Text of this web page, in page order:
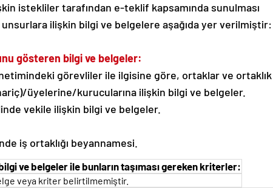
istekliler tarafından e-teklif kapsamında sunulması
ilişkin bilgi ve belgelere aşağıda yer verilmiştir:
gösteren bilgi ve belgeler:
görevliler ile ilgisine göre, ortaklar ve ortaklık
üyelerine/kurucularına ilişkin bilgi ve belgeler.
vekile ilişkin bilgi ve belgeler.
iş ortaklığı beyannamesi.
ve belgeler ile bunların taşıması gereken kriterler:
veya kriter belirtilmemiştir.